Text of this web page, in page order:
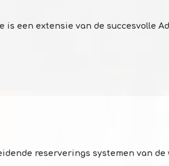
is een extensie van de succesvolle
reserverings systemen van de